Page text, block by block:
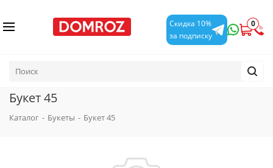
Скидка 10%
за подписку
0
Букет 45
Каталог - Букеты - Букет 45